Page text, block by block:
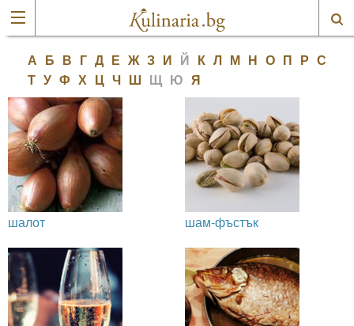
А Б В Г Д Е Ж З И Й К Л М Н О П Р С
Т У Ф Х Ц Ч Ш Щ Ю Я
шалот шам-фъстък